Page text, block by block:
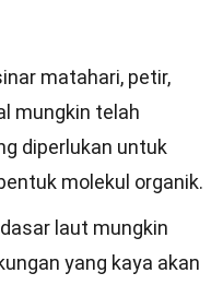
matahari, petir,
mungkin telah
diperlukan untuk
molekul organik.
laut mungkin
yang kaya akan